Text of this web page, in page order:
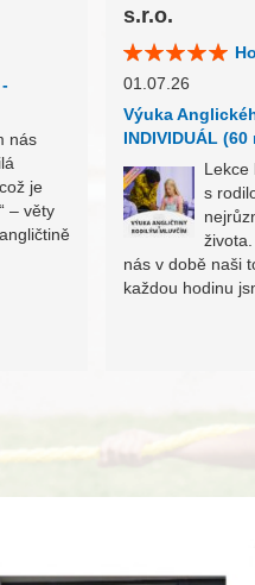
nás
je
– věty
s.r.o.
01.07.26
Výuka
INDIVIDUÁL (60
Lekce
s
nás v době naši
každou hodinu